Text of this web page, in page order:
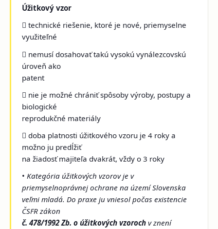
Úžitkový vzor
 technické riešenie, ktoré je nové, priemyselne
využiteľné
 nemusí dosahovať takú vysokú vynálezcovskú
úroveň ako
patent
 nie je možné chrániť spôsoby výroby, postupy a
biologické
reprodukčné materiály
 doba platnosti úžitkového vzoru je 4 roky a
možno ju predĺžiť
na žiadosť majiteľa dvakrát, vždy o 3 roky
•Kategória úžitkových vzorov je v
priemyselnoprávnej ochrane na území Slovenska
veľmi mladá. Do praxe ju vniesol počas existencie
ČSFR zákon
č. 478/1992 Zb. o úžitkových vzoroch v znení